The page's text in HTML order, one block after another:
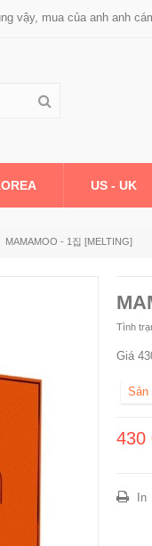
vậy, mua của anh anh
US - UK
MAMAMOO - 1집 [MELTING]
Tình
Giá
Sản
430
In